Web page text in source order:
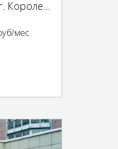
мес